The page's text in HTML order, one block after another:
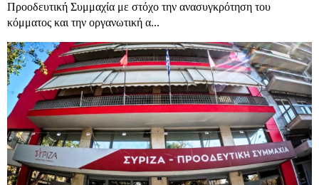
Προοδευτική Συμμαχία με στόχο την ανασυγκρότηση του
κόμματος και την οργανωτική α...